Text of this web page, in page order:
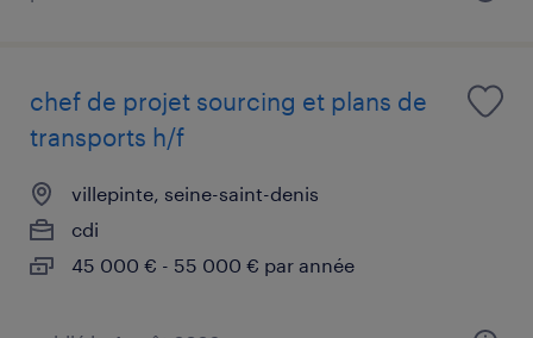
chef de projet sourcing et plans de
transports h/f
villepinte, seine-saint-denis
cdi
45 000 € - 55 000 € par année